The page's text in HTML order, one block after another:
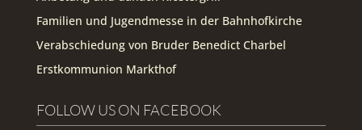
Familien und Jugendmesse in der Bahnhofkirche
Verabschiedung von Bruder Benedict Charbel
Erstkommunion Markthof
FOLLOW US ON FACEBOOK